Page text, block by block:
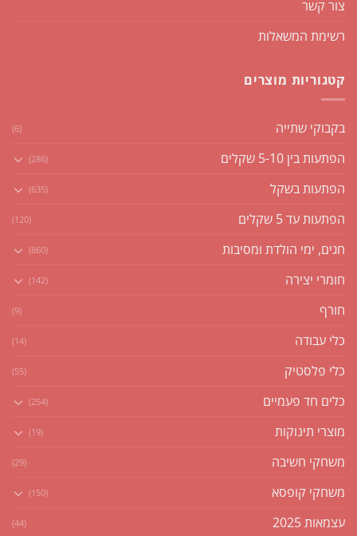
צור קשר
רשימת המשאלות
קטגוריות מוצרים
בקבוקי שתייה (6)
הפתעות בין 5-10 שקלים (286)
הפתעות בשקל (635)
הפתעות עד 5 שקלים (120)
חגים, ימי הולדת ומסיבות (860)
חומרי יצירה (142)
חורף (9)
כלי עבודה (14)
כלי פלסטיק (55)
כלים חד פעמיים (254)
מוצרי תינוקות (19)
משחקי חשיבה (29)
משחקי קופסא (150)
עצמאות 2025 (44)